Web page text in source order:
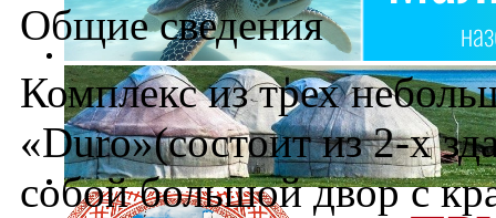
Общие сведения
Комплекс из трех
«Duro»(состоит из 2-х
собой большой двор с